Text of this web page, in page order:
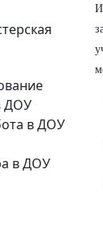
ДОУ
в ДОУ
в ДОУ